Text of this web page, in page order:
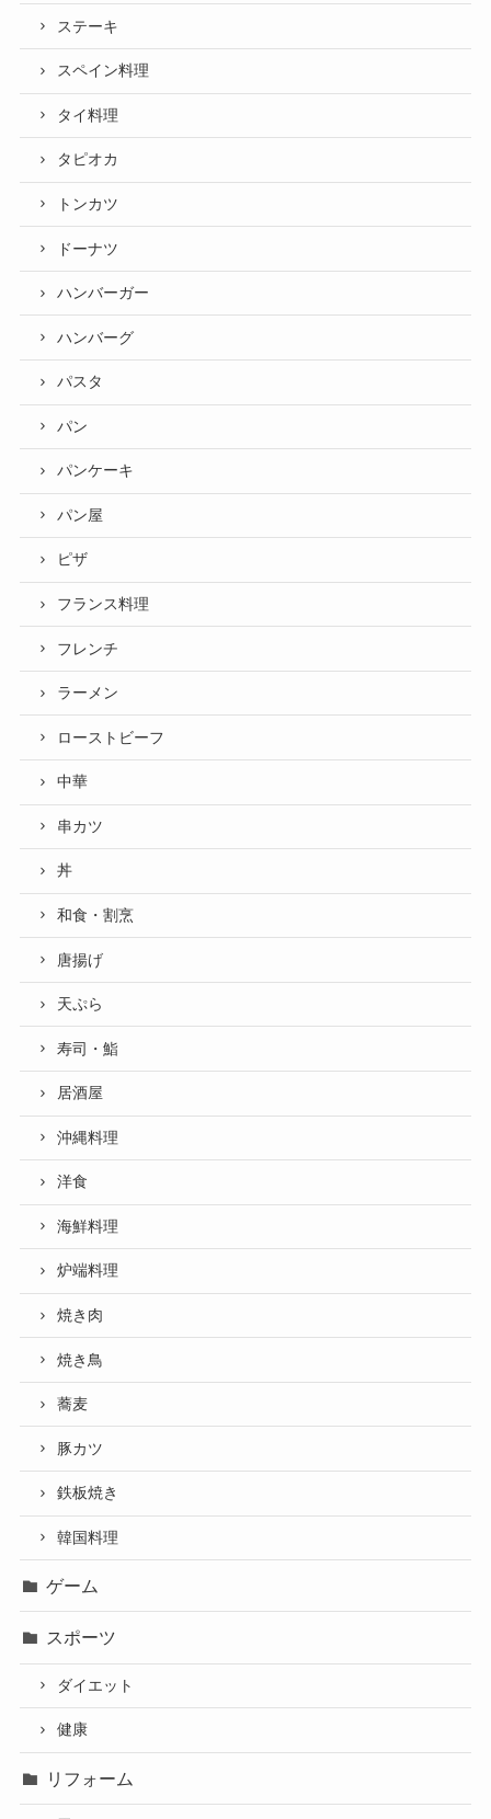
ステーキ
スペイン料理
タイ料理
タピオカ
トンカツ
ドーナツ
ハンバーガー
ハンバーグ
パスタ
パン
パンケーキ
パン屋
ピザ
フランス料理
フレンチ
ラーメン
ローストビーフ
中華
串カツ
丼
和食・割烹
唐揚げ
天ぷら
寿司・鮨
居酒屋
沖縄料理
洋食
海鮮料理
炉端料理
焼き肉
焼き鳥
蕎麦
豚カツ
鉄板焼き
韓国料理
ゲーム
スポーツ
ダイエット
健康
リフォーム